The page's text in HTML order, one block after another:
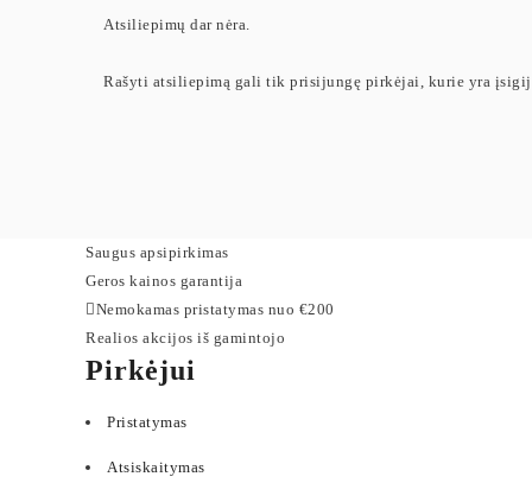
Atsiliepimų dar nėra.
Rašyti atsiliepimą gali tik prisijungę pirkėjai, kurie yra
Saugus apsipirkimas
Geros kainos garantija
Nemokamas pristatymas nuo €200
Realios akcijos iš gamintojo
Pirkėjui
Pristatymas
Atsiskaitymas